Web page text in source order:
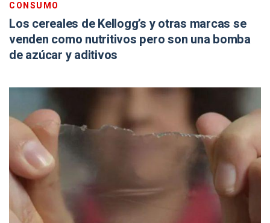
CONSUMO
Los cereales de Kellogg’s y otras marcas se
venden como nutritivos pero son una bomba
de azúcar y aditivos